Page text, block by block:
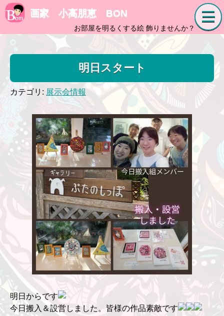
画家 小高朋恵 BON
お部屋を明るくする絵 飾りませんか？
明日スタート
カテゴリ: 展示会情報
明日からです
今日搬入＆設営しました。皆様の作品素敵です